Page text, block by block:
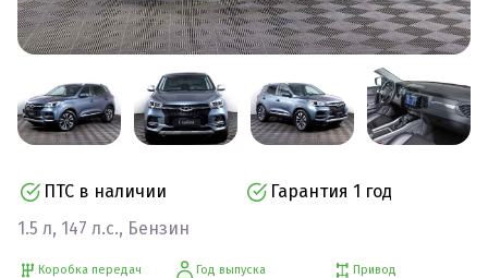
ПТС в наличии
Гарантия 1 год
1.5 л, 147 л.с., Бензин
Коробка передач Год выпуска Привод